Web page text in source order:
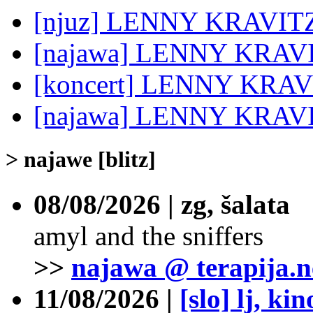
[njuz] LENNY
[najawa] LENNY
[koncert] LENNY
[najawa] LENNY
> najawe [blitz]
08/08/2026 | zg, šalata
amyl and the sniffers
>> najawa @
11/08/2026 | [slo] lj,